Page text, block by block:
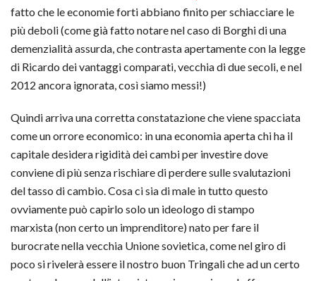
fatto che le economie forti abbiano finito per schiacciare le
più deboli (come già fatto notare nel caso di Borghi di una
demenzialità assurda, che contrasta apertamente con la legge
di Ricardo dei vantaggi comparati, vecchia di due secoli, e nel
2012 ancora ignorata, così siamo messi!)
Quindi arriva una corretta constatazione che viene spacciata
come un orrore economico: in una economia aperta chi ha il
capitale desidera rigidità dei cambi per investire dove
conviene di più senza rischiare di perdere sulle svalutazioni
del tasso di cambio. Cosa ci sia di male in tutto questo
ovviamente può capirlo solo un ideologo di stampo
marxista (non certo un imprenditore) nato per fare il
burocrate nella vecchia Unione sovietica, come nel giro di
poco si rivelerà essere il nostro buon Tringali che ad un certo